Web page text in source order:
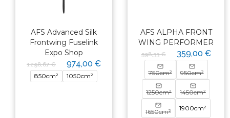
AFS Advanced Silk
Frontwing Fuselink
Expo Shop
1 298,67 € 974,00 €
850cm² 1050cm²
AFS ALPHA FRONT
WING PERFORMER
598,33 € 359,00 €
750cm² 950cm²
1250cm² 1450cm²
1650cm² 1900cm²